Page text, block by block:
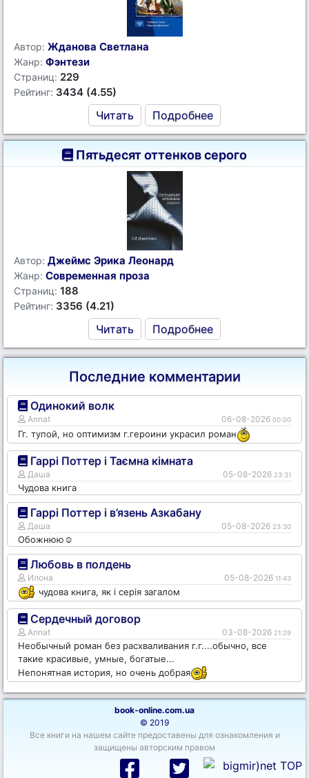
Автор: Жданова Светлана
Жанр: Фэнтези
Страниц: 229
Рейтинг: 3434 (4.55)
Читать Подробнее
Пятьдесят оттенков серого
Автор: Джеймс Эрика Леонард
Жанр: Современная проза
Страниц: 188
Рейтинг: 3356 (4.21)
Читать Подробнее
Последние комментарии
Одинокий волк
Annat 06-08-2026 00:00
Гг. тупой, но оптимизм г.героини украсил роман
Гаррі Поттер і Таємна кімната
Даша 05-08-2026 23:31
Чудова книга
Гаррі Поттер і в’язень Азкабану
Даша 05-08-2026 23:30
Обожнюю☺️
Любовь в полдень
Илона 05-08-2026 11:43
чудова книга, як і серія загалом
Сердечный договор
Annat 03-08-2026 21:29
Необычный роман без расхваливания г.г....обычно, все
такие красивые, умные, богатые...
Непонятная история, но очень добрая
book-online.com.ua
© 2019
Все книги на нашем сайте предоставены для ознакомления и
защищены авторским правом